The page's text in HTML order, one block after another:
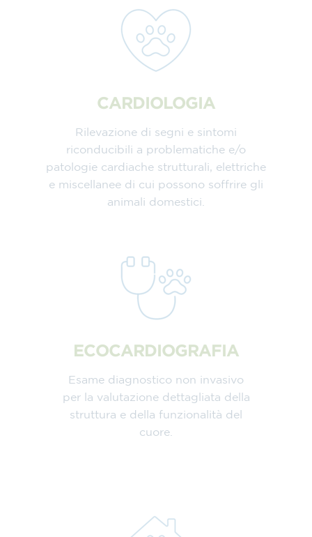
CARDIOLOGIA
Rilevazione di segni e sintomi
riconducibili a problematiche e/o
patologie cardiache strutturali, elettriche
e miscellanee di cui possono soffrire gli
animali domestici.
ECOCARDIOGRAFIA
Esame diagnostico non invasivo
per la valutazione dettagliata della
struttura e della funzionalità del
cuore.